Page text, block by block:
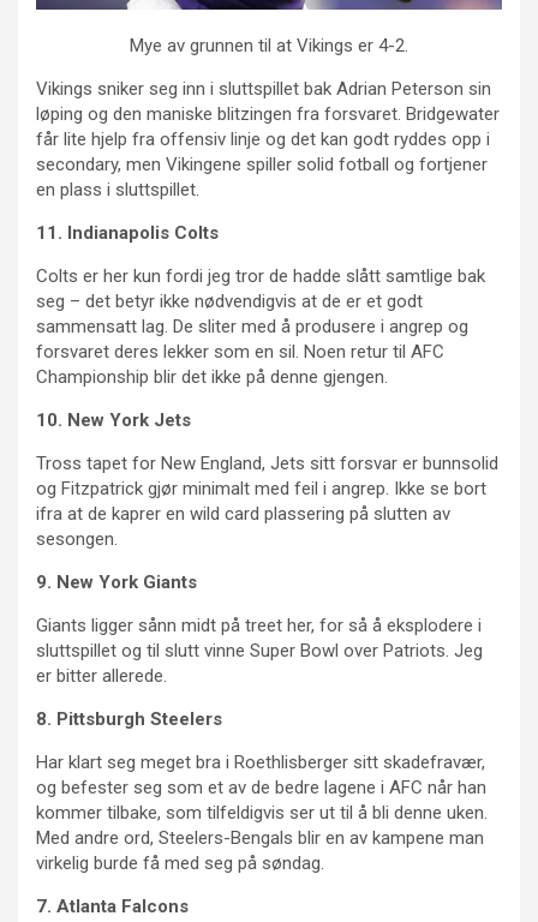
Mye av grunnen til at Vikings er 4-2.
Vikings sniker seg inn i sluttspillet bak Adrian Peterson sin
løping og den maniske blitzingen fra forsvaret. Bridgewater
får lite hjelp fra offensiv linje og det kan godt ryddes opp i
secondary, men Vikingene spiller solid fotball og fortjener
en plass i sluttspillet.
11. Indianapolis Colts
Colts er her kun fordi jeg tror de hadde slått samtlige bak
seg – det betyr ikke nødvendigvis at de er et godt
sammensatt lag. De sliter med å produsere i angrep og
forsvaret deres lekker som en sil. Noen retur til AFC
Championship blir det ikke på denne gjengen.
10. New York Jets
Tross tapet for New England, Jets sitt forsvar er bunnsolid
og Fitzpatrick gjør minimalt med feil i angrep. Ikke se bort
ifra at de kaprer en wild card plassering på slutten av
sesongen.
9. New York Giants
Giants ligger sånn midt på treet her, for så å eksplodere i
sluttspillet og til slutt vinne Super Bowl over Patriots. Jeg
er bitter allerede.
8. Pittsburgh Steelers
Har klart seg meget bra i Roethlisberger sitt skadefravær,
og befester seg som et av de bedre lagene i AFC når han
kommer tilbake, som tilfeldigvis ser ut til å bli denne uken.
Med andre ord, Steelers-Bengals blir en av kampene man
virkelig burde få med seg på søndag.
7. Atlanta Falcons